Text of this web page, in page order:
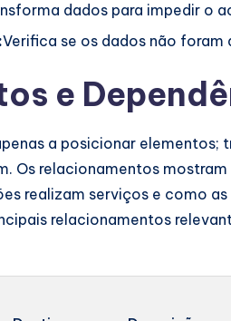
dados para impedir o
Verifica se os dados não foram
e
a posicionar elementos;
Os relacionamentos
realizam serviços e como
relacionamentos